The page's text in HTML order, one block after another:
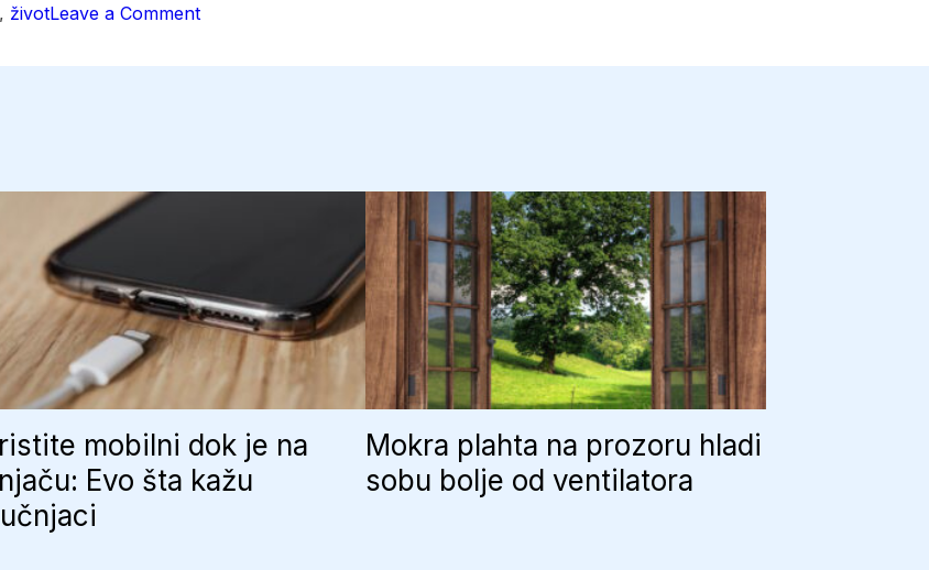
, životLeave a Commenton
da
mobilni dok je na
Evo šta kažu
Mokra plahta na prozoru hladi
sobu bolje od ventilatora